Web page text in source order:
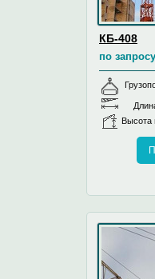
КБ-408
по запросу
Высота